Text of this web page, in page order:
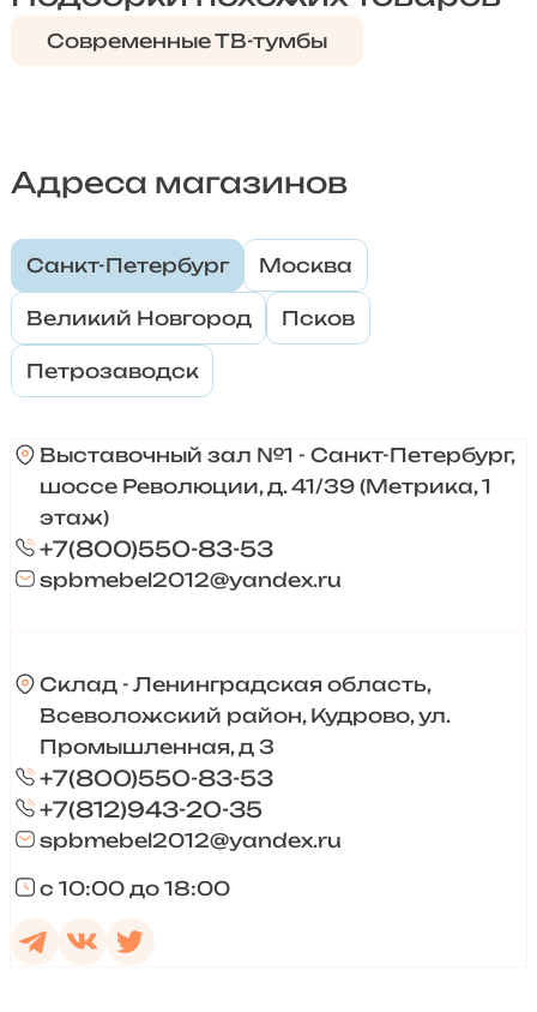
Современные ТВ-тумбы
Адреса магазинов
Санкт-Петербург Москва
Великий Новгород Псков
Петрозаводск
Выставочный зал №1 - Санкт-Петербург,
шоссе Революции, д. 41/39 (Метрика, 1
этаж)
+7(800)550-83-53
spbmebel2012@yandex.ru
Склад - Ленинградская область,
Всеволожский район, Кудрово, ул.
Промышленная, д 3
+7(800)550-83-53
+7(812)943-20-35
spbmebel2012@yandex.ru
с 10:00 до 18:00